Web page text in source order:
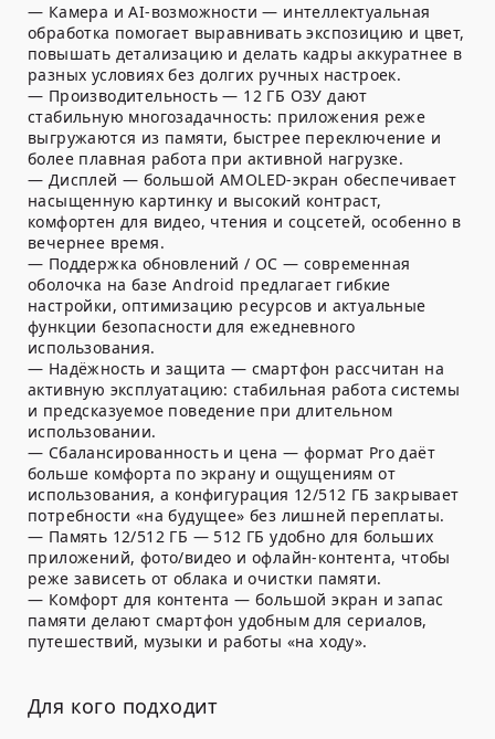
— Камера и AI-возможности — интеллектуальная
обработка помогает выравнивать экспозицию и цвет,
повышать детализацию и делать кадры аккуратнее в
разных условиях без долгих ручных настроек.
— Производительность — 12 ГБ ОЗУ дают
стабильную многозадачность: приложения реже
выгружаются из памяти, быстрее переключение и
более плавная работа при активной нагрузке.
— Дисплей — большой AMOLED-экран обеспечивает
насыщенную картинку и высокий контраст,
комфортен для видео, чтения и соцсетей, особенно в
вечернее время.
— Поддержка обновлений / ОС — современная
оболочка на базе Android предлагает гибкие
настройки, оптимизацию ресурсов и актуальные
функции безопасности для ежедневного
использования.
— Надёжность и защита — смартфон рассчитан на
активную эксплуатацию: стабильная работа системы
и предсказуемое поведение при длительном
использовании.
— Сбалансированность и цена — формат Pro даёт
больше комфорта по экрану и ощущениям от
использования, а конфигурация 12/512 ГБ закрывает
потребности «на будущее» без лишней переплаты.
— Память 12/512 ГБ — 512 ГБ удобно для больших
приложений, фото/видео и офлайн-контента, чтобы
реже зависеть от облака и очистки памяти.
— Комфорт для контента — большой экран и запас
памяти делают смартфон удобным для сериалов,
путешествий, музыки и работы «на ходу».
Для кого подходит